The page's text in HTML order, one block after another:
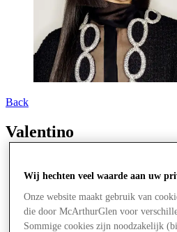
Back
Valentino
Wij hechten veel waarde aan uw
Onze website maakt gebruik van
die door McArthurGlen voor
Sommige cookies zijn noodzakelijk